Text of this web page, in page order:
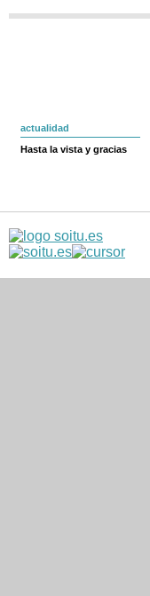
actualidad
Hasta la vista y gracias